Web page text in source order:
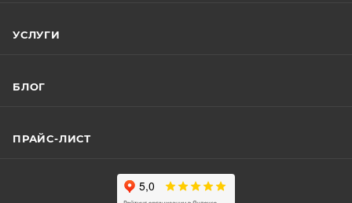
УСЛУГИ
БЛОГ
ПРАЙС-ЛИСТ